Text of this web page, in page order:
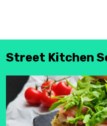
Street Kitchen